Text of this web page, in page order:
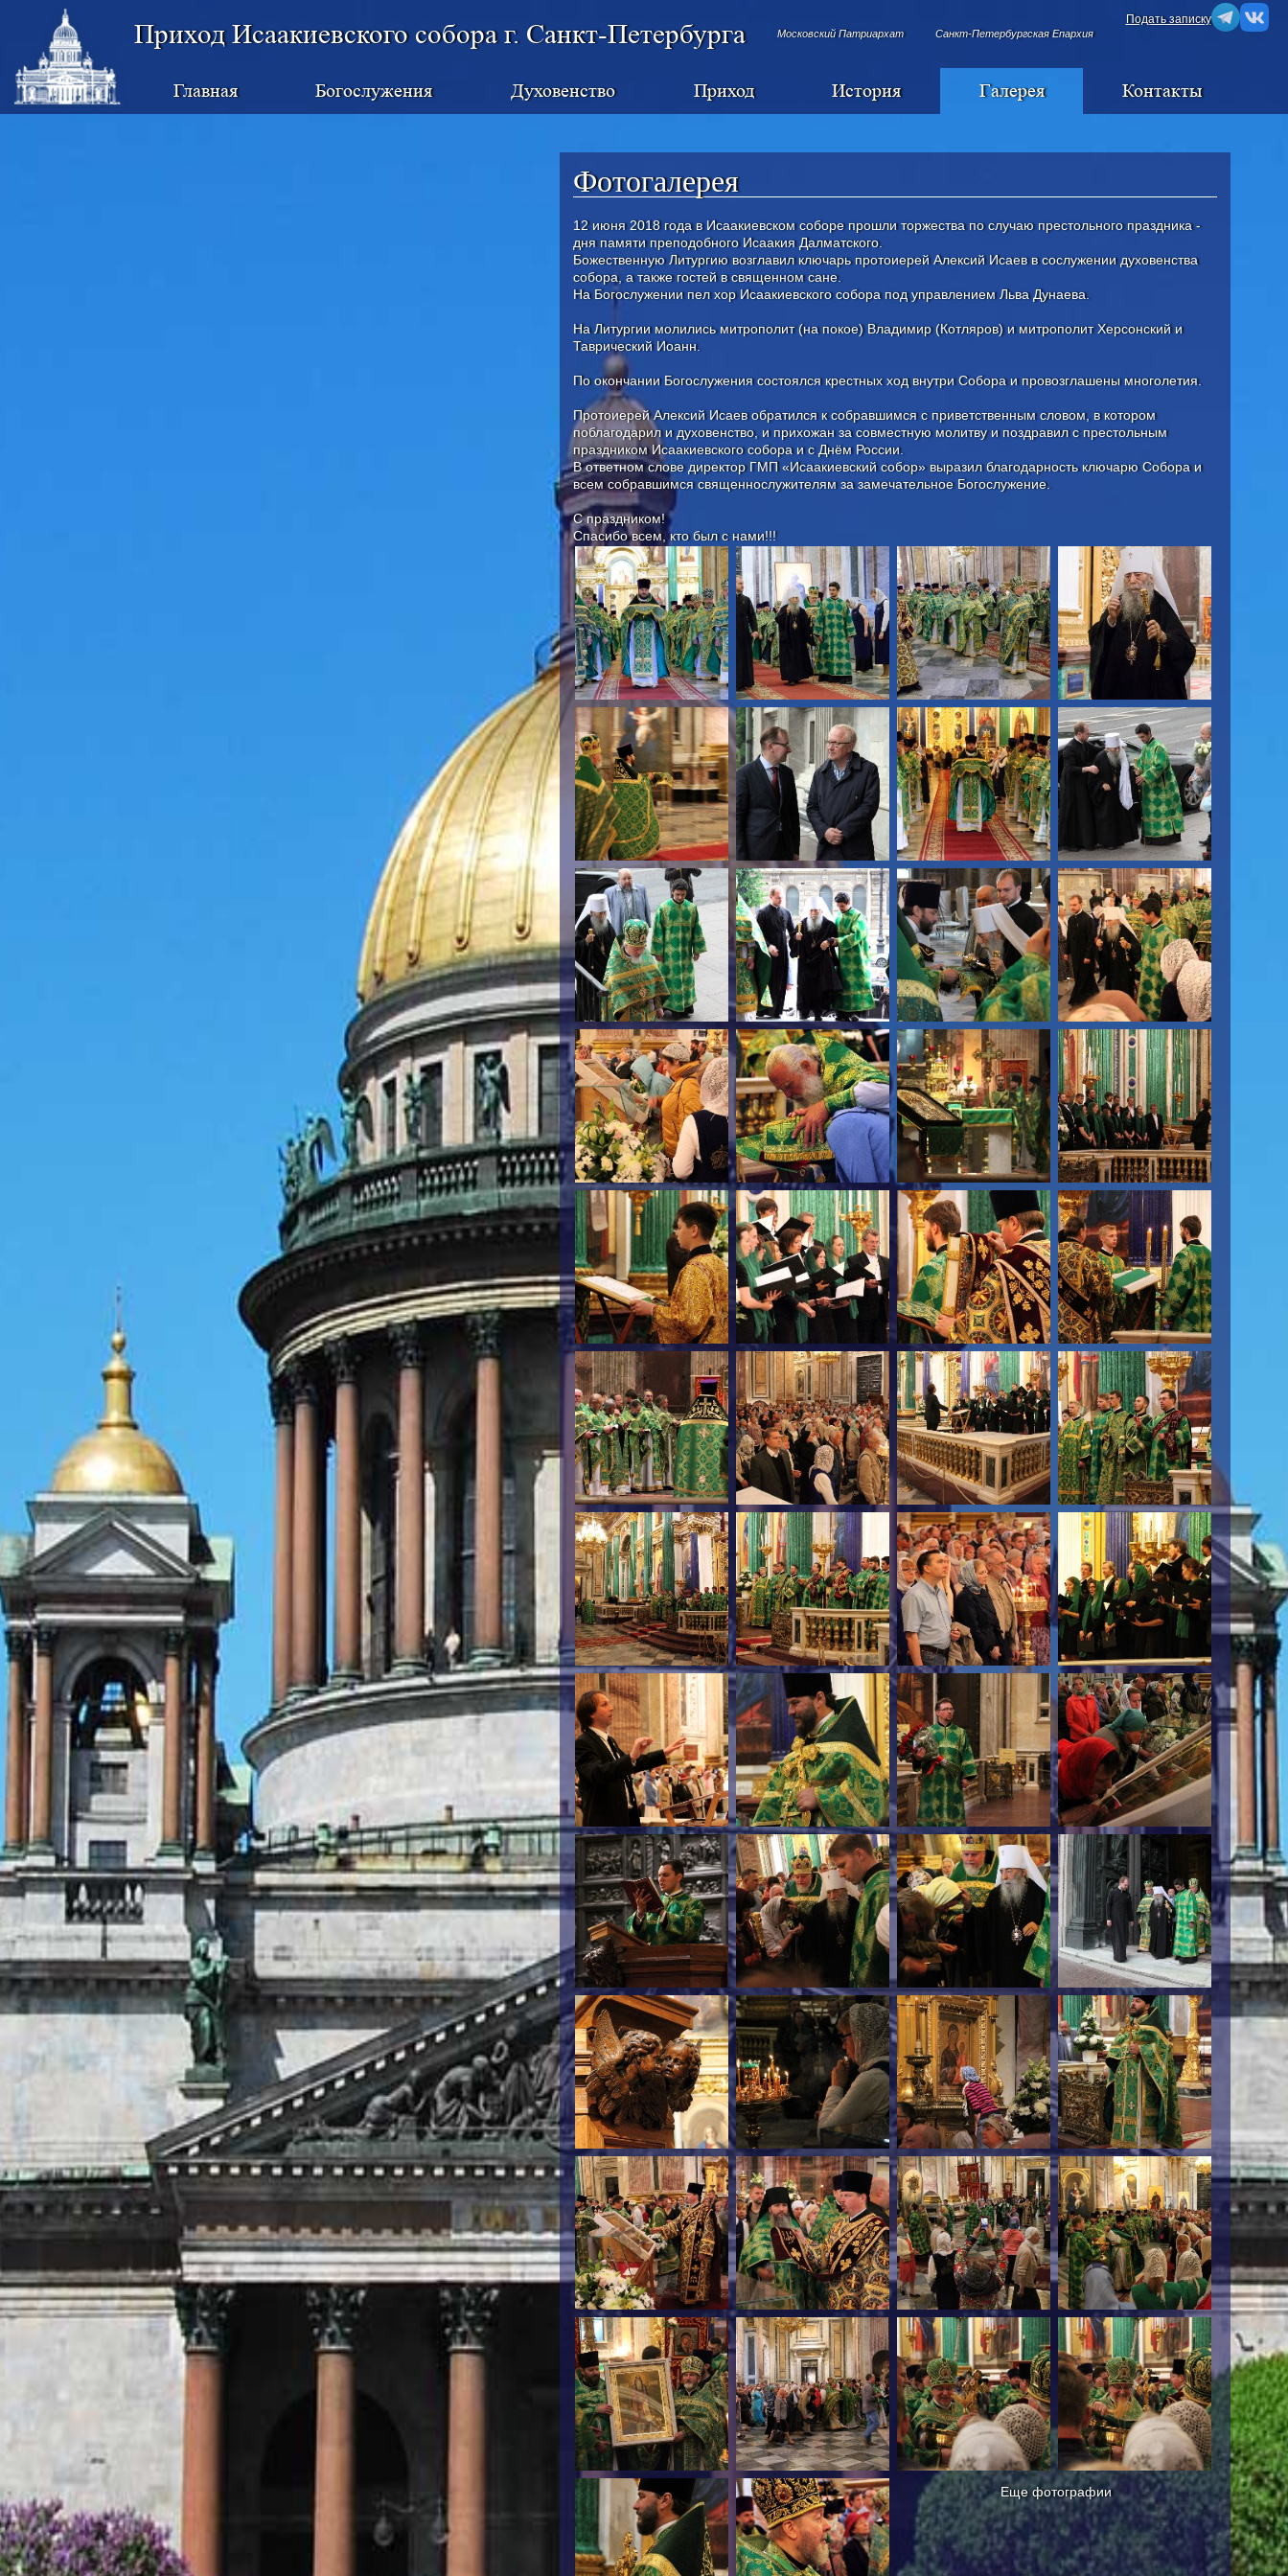
Приход Исаакиевского собора г. Санкт-Петербурга Московский Патриархат Санкт-Петербургская Епархия
Подать записку
Главная Богослужения Духовенство Приход История Галерея Контакты
Фотогалерея
12 июня 2018 года в Исаакиевском соборе прошли торжества по случаю престольного праздника -
дня памяти преподобного Исаакия Далматского.
Божественную Литургию возглавил ключарь протоиерей Алексий Исаев в сослужении духовенства
собора, а также гостей в священном сане.
На Богослужении пел хор Исаакиевского собора под управлением Льва Дунаева.
На Литургии молились митрополит (на покое) Владимир (Котляров) и митрополит Херсонский и
Таврический Иоанн.
По окончании Богослужения состоялся крестных ход внутри Собора и провозглашены многолетия.
Протоиерей Алексий Исаев обратился к собравшимся с приветственным словом, в котором
поблагодарил и духовенство, и прихожан за совместную молитву и поздравил с престольным
праздником Исаакиевского собора и с Днём России.
В ответном слове директор ГМП «Исаакиевский собор» выразил благодарность ключарю Собора и
всем собравшимся священнослужителям за замечательное Богослужение.
С праздником!
Спасибо всем, кто был с нами!!!
Еще фотографии